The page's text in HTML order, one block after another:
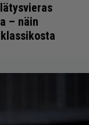
– näin